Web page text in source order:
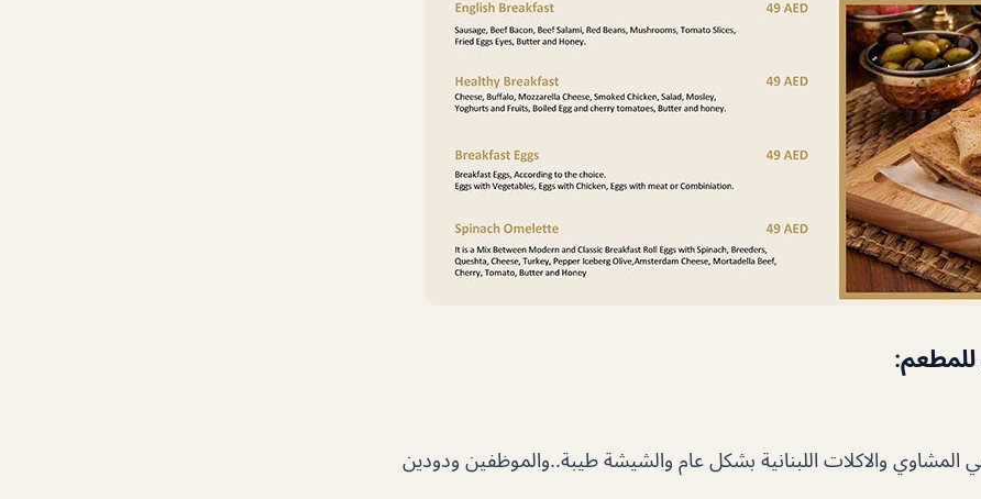
للمطعم:
المشاوي والاكلات اللبنانية بشكل عام والشيشة طيبة..والموظفين ودودين